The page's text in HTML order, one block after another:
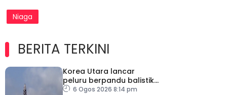
Niaga
BERITA TERKINI
Korea Utara lancar
peluru berpandu balistik
jarak dekat ke arah Laut
6 Ogos 2026 8:14 pm